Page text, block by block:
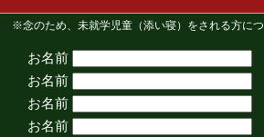
※念のため、未就学児童（添い寝）をされる方に
お名前
お名前
お名前
お名前